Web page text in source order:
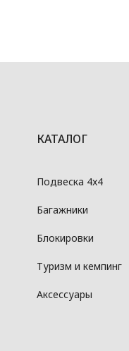
КАТАЛОГ
Подвеска 4x4
Багажники
Блокировки
Туризм и кемпинг
Аксессуары